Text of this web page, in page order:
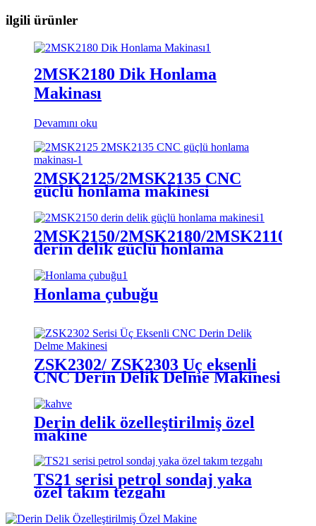
ilgili ürünler
2MSK2180 Dik Honlama
Makinası
Devamını oku
2MSK2125/2MSK2135 CNC
güçlü honlama makinesi
2MSK2150/2MSK2180/2MSK21100
derin delik güçlü honlama
Honlama çubuğu
ZSK2302/ ZSK2303 Üç eksenli
CNC Derin Delik Delme Makinesi
Derin delik özelleştirilmiş özel
makine
TS21 serisi petrol sondaj yaka
özel takım tezgahı